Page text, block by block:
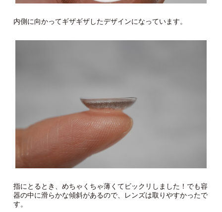
内側に向かってギザギザしたデザインになっています。
指にとるとき、めちゃくちゃ薄くてビックリしました！でも容
器の中に滑らかな傾斜があるので、レンズは取りやすかったで
す。